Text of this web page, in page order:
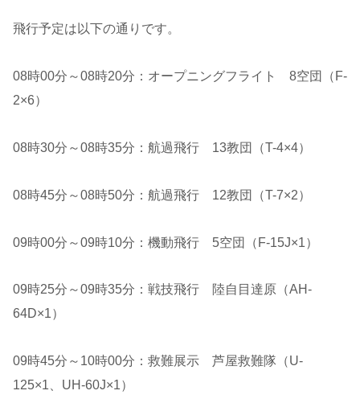
飛行予定は以下の通りです。
08時00分～08時20分：オープニングフライト 8空団（F-
2×6）
08時30分～08時35分：航過飛行 13教団（T-4×4）
08時45分～08時50分：航過飛行 12教団（T-7×2）
09時00分～09時10分：機動飛行 5空団（F-15J×1）
09時25分～09時35分：戦技飛行 陸自目達原（AH-
64D×1）
09時45分～10時00分：救難展示 芦屋救難隊（U-
125×1、UH-60J×1）